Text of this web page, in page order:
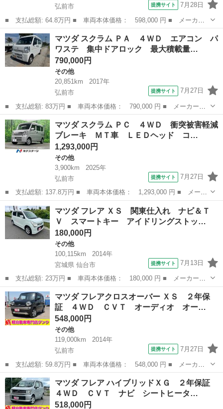
弘前市
提携サイト 7月28日
■ 支払総額: 64.8万円 ■ 車両本体価格： 598,000 円 ■ メーカー
名： マツダ ■ 車種名： フレア ■ グレード名： ハイブリッド
ＸＳ ２年保証 ４ＷＤ ＣＶＴ ステアリングリモコン 電動格納
ミラー ウィ...
青森 弘前市 その他
マツダ スクラム ＰＡ ４ＷＤ エアコン パ
ワステ 集中ドアロック 最大積載量…
790,000円
その他
20,851km
2017年
弘前市
提携サイト 7月27日
■ 支払総額: 83万円 ■ 車両本体価格： 790,000 円 ■ メーカー
名： マツダ ■ 車種名： スクラム ■ グレード名： ＰＡ ４Ｗ
Ｄ エアコン パワステ 集中ドアロック 最大積載量３５０ＫＧ
関東仕入車 ■ ...
青森 弘前市 その他
マツダ スクラム ＰＣ ４ＷＤ 衝突被害軽減
ブレーキ ＭＴ車 ＬＥＤヘッド コ…
1,293,000円
その他
3,900km
2025年
弘前市
提携サイト 7月27日
■ 支払総額: 137.8万円 ■ 車両本体価格： 1,293,000 円 ■ メーカ
ー名： マツダ ■ 車種名： スクラム ■ グレード名： ＰＣ ４
ＷＤ 衝突被害軽減ブレーキ ＭＴ車 ＬＥＤヘッド コーナーセン
サー シ...
青森 弘前市 その他
マツダ フレア ＸＳ 関東仕入れ ナビ＆Ｔ
Ｖ スマートキー アイドリングストッ…
180,000円
その他
100,115km
2014年
宮城県 仙台市
提携サイト 7月13日
■ 支払総額: 23万円 ■ 車両本体価格： 180,000 円 ■ メーカー
名： マツダ ■ 車種名： フレア ■ グレード名： ＸＳ 関東仕
入れ ナビ＆ＴＶ スマートキー アイドリングストップ 電動格納
ミラー ベンチシ...
宮城 仙台市 その他
マツダ フレアクロスオーバー ＸＳ ２年保
証 ４ＷＤ ＣＶＴ オーディオ オー…
548,000円
その他
119,000km
2014年
弘前市
提携サイト 7月27日
■ 支払総額: 59.8万円 ■ 車両本体価格： 548,000 円 ■ メーカー
名： マツダ ■ 車種名： フレアクロスオーバー ■ グレード
名： ＸＳ ２年保証 ４ＷＤ ＣＶＴ オーディオ オートエアコ
ン 電動格納ミラ...
青森 弘前市 その他
マツダ フレア ハイブリッドＸＧ ２年保証
４ＷＤ ＣＶＴ ナビ シートヒータ…
518,000円